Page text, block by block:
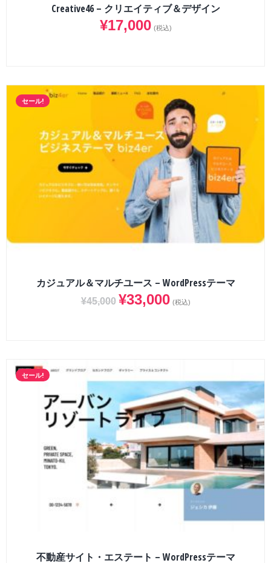
Creative46 – クリエイティブ＆デザイン
¥17,000 (税込)
セール!
カジュアル＆マルチユース – WordPressテーマ
¥45,000 ¥33,000 (税込)
セール!
不動産サイト・エステート – WordPressテーマ